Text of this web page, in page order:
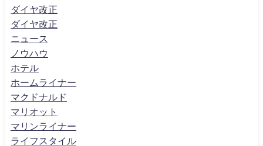
ダイヤ改正
ダイヤ改正
ニュース
ノウハウ
ホテル
ホームライナー
マクドナルド
マリオット
マリンライナー
ライフスタイル